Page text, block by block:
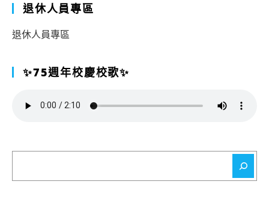
退休人員專區
退休人員專區
✨75週年校慶校歌✨